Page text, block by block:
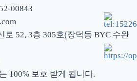
00843
로 52, 3층 305호(장덕동 BYC 수완
100% 보호 받게 됩니다.